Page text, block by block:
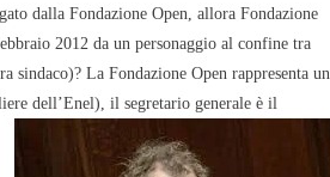
dalla Fondazione Open, allora Fondazione
2012 da un personaggio al confine tra
sindaco)? La Fondazione Open rappresenta un
dell’Enel), il segretario generale è il